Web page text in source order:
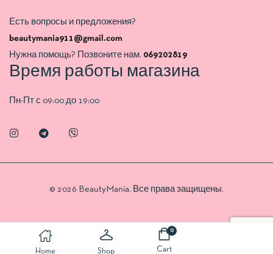
Есть вопросы и предложения?
beautymania911@gmail.com
Нужна помощь? Позвоните нам. 069202819
Время работы магазина
Пн-Пт с 09:00 до 19:00
© 2026 BeautyMania. Все права защищены.
Home Shop
0
Cart